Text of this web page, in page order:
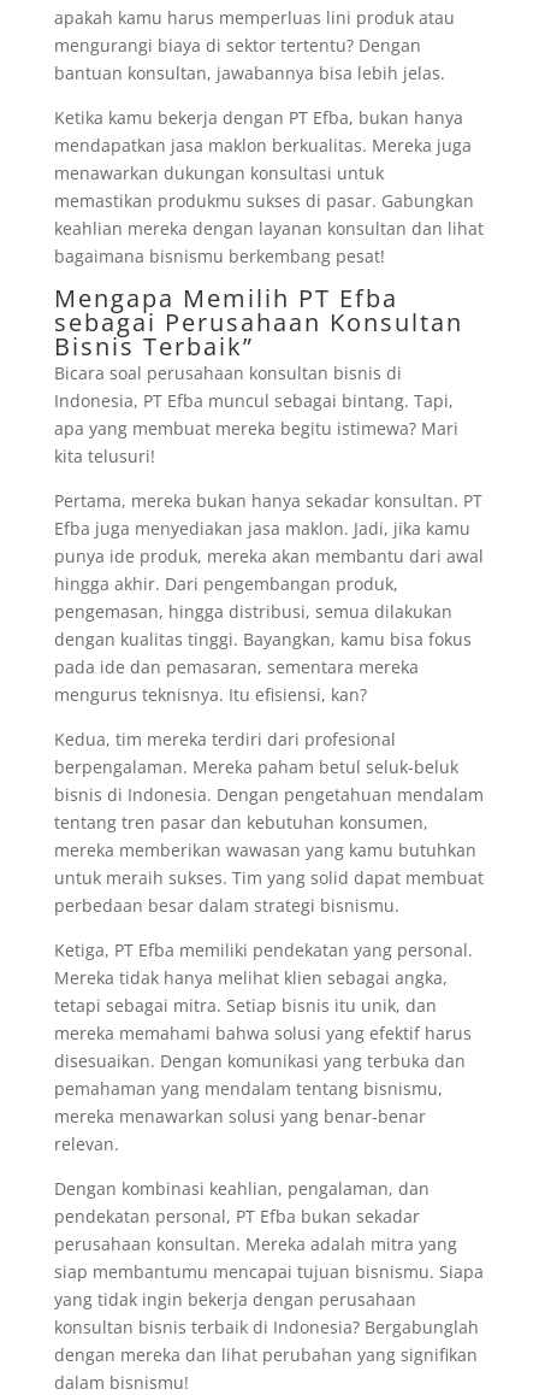
apakah kamu harus memperluas lini produk atau
mengurangi biaya di sektor tertentu? Dengan
bantuan konsultan, jawabannya bisa lebih jelas.
Ketika kamu bekerja dengan PT Efba, bukan hanya
mendapatkan jasa maklon berkualitas. Mereka juga
menawarkan dukungan konsultasi untuk
memastikan produkmu sukses di pasar. Gabungkan
keahlian mereka dengan layanan konsultan dan lihat
bagaimana bisnismu berkembang pesat!
Mengapa Memilih PT Efba
sebagai Perusahaan Konsultan
Bisnis Terbaik”
Bicara soal perusahaan konsultan bisnis di
Indonesia, PT Efba muncul sebagai bintang. Tapi,
apa yang membuat mereka begitu istimewa? Mari
kita telusuri!
Pertama, mereka bukan hanya sekadar konsultan. PT
Efba juga menyediakan jasa maklon. Jadi, jika kamu
punya ide produk, mereka akan membantu dari awal
hingga akhir. Dari pengembangan produk,
pengemasan, hingga distribusi, semua dilakukan
dengan kualitas tinggi. Bayangkan, kamu bisa fokus
pada ide dan pemasaran, sementara mereka
mengurus teknisnya. Itu efisiensi, kan?
Kedua, tim mereka terdiri dari profesional
berpengalaman. Mereka paham betul seluk-beluk
bisnis di Indonesia. Dengan pengetahuan mendalam
tentang tren pasar dan kebutuhan konsumen,
mereka memberikan wawasan yang kamu butuhkan
untuk meraih sukses. Tim yang solid dapat membuat
perbedaan besar dalam strategi bisnismu.
Ketiga, PT Efba memiliki pendekatan yang personal.
Mereka tidak hanya melihat klien sebagai angka,
tetapi sebagai mitra. Setiap bisnis itu unik, dan
mereka memahami bahwa solusi yang efektif harus
disesuaikan. Dengan komunikasi yang terbuka dan
pemahaman yang mendalam tentang bisnismu,
mereka menawarkan solusi yang benar-benar
relevan.
Dengan kombinasi keahlian, pengalaman, dan
pendekatan personal, PT Efba bukan sekadar
perusahaan konsultan. Mereka adalah mitra yang
siap membantumu mencapai tujuan bisnismu. Siapa
yang tidak ingin bekerja dengan perusahaan
konsultan bisnis terbaik di Indonesia? Bergabunglah
dengan mereka dan lihat perubahan yang signifikan
dalam bisnismu!